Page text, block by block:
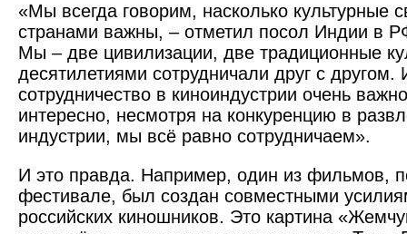
«Мы всегда говорим, насколько культурные
странами важны, – отметил посол Индии в
Мы – две цивилизации, две традиционные
десятилетиями сотрудничали друг с
сотрудничество в киноиндустрии очень
интересно, несмотря на конкуренцию в
индустрии, мы всё равно сотрудничаем».
И это правда. Например, один из фильмов,
фестивале, был создан совместными
российских кинош­ников. Это картина